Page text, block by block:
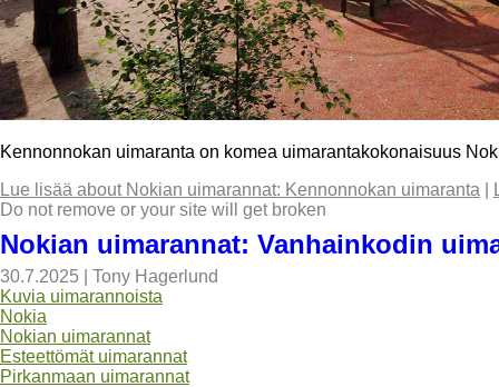
Kennonnokan uimaranta on komea uimarantakokonaisuus
Lue lisää about Nokian uimarannat: Kennonnokan uimaranta
Do not remove or your site will get broken
Nokian uimarannat: Vanhainkodin
30.7.2025
Tony Hagerlund
Kuvia uimarannoista
Nokia
Nokian uimarannat
Esteettömät uimarannat
Pirkanmaan uimarannat